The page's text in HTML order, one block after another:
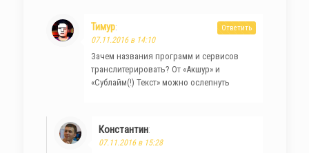
Тимур:
07.11.2016 в 14:10
Зачем названия программ и сервисов
транслитерировать? От «Акшур» и
«Сублайм(!) Текст» можно ослепнуть
Ответить
Константин:
07.11.2016 в 15:28